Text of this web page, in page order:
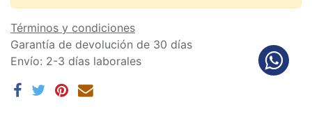
Términos y condiciones
Garantía de devolución de 30 días
Envío: 2-3 días laborales